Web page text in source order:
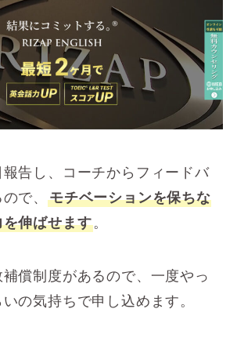
告し、コーチからフィードバ
で、
モチベーションを保ちな
伸ばせます。
償制度があるので、一度やっ
の気持ちで申し込めます。